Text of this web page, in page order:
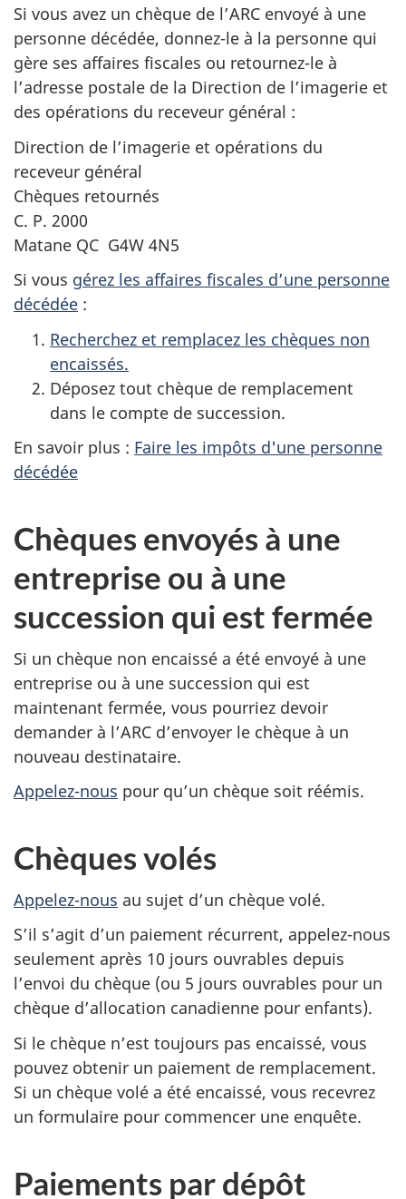
Si vous avez un chèque de l’ARC envoyé à une
personne décédée, donnez-le à la personne qui
gère ses affaires fiscales ou retournez-le à
l’adresse postale de la Direction de l’imagerie et
des opérations du receveur général :
Direction de l’imagerie et opérations du
receveur général
Chèques retournés
C. P. 2000
Matane QC G4W 4N5
Si vous gérez les affaires fiscales d’une personne
décédée :
Recherchez et remplacez les chèques non
encaissés.
Déposez tout chèque de remplacement
dans le compte de succession.
En savoir plus : Faire les impôts d'une personne
décédée
Chèques envoyés à une
entreprise ou à une
succession qui est fermée
Si un chèque non encaissé a été envoyé à une
entreprise ou à une succession qui est
maintenant fermée, vous pourriez devoir
demander à l’ARC d’envoyer le chèque à un
nouveau destinataire.
Appelez-nous pour qu’un chèque soit réémis.
Chèques volés
Appelez-nous au sujet d’un chèque volé.
S’il s’agit d’un paiement récurrent, appelez-nous
seulement après 10 jours ouvrables depuis
l’envoi du chèque (ou 5 jours ouvrables pour un
chèque d’allocation canadienne pour enfants).
Si le chèque n’est toujours pas encaissé, vous
pouvez obtenir un paiement de remplacement.
Si un chèque volé a été encaissé, vous recevrez
un formulaire pour commencer une enquête.
Paiements par dépôt